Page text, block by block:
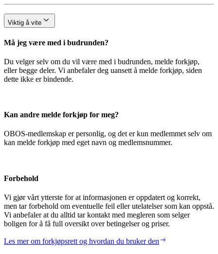
Viktig å vite
Må jeg være med i budrunden?
Du velger selv om du vil være med i budrunden, melde forkjøp,
eller begge deler. Vi anbefaler deg uansett å melde forkjøp, siden
dette ikke er bindende.
Kan andre melde forkjøp for meg?
OBOS-medlemskap er personlig, og det er kun medlemmet selv om
kan melde forkjøp med eget navn og medlemsnummer.
Forbehold
Vi gjør vårt ytterste for at informasjonen er oppdatert og korrekt,
men tar forbehold om eventuelle feil eller utelatelser som kan oppstå.
Vi anbefaler at du alltid tar kontakt med megleren som selger
boligen for å få full oversikt over betingelser og priser.
Les mer om forkjøpsrett og hvordan du bruker den